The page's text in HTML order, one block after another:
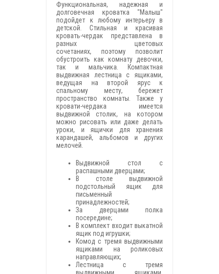
Функциональная, надежная и
долговечная кроватка "Малыш"
подойдет к любому интерьеру в
детской. Стильная и красивая
кровать-чердак представлена в
разных цветовых
сочетаниях, поэтому позволит
обустроить как комнату девочки,
так и мальчика. Компактная
выдвижная лестница с ящиками,
ведущая на второй ярус к
спальному месту, бережет
пространство комнаты. Также у
кровати-чердака имеется
выдвижной столик, на котором
можно рисовать или даже делать
уроки, и ящички для хранения
карандашей, альбомов и других
мелочей.
Выдвижной стол с
распашными дверцами;
В столе выдвижной
подстольный ящик для
письменный
принадлежностей;
За дверцами полка
посередине;
В комплект входит выкатной
ящик под игрушки;
Комод с тремя выдвижными
ящиками на роликовых
направляющих;
Лестница с тремя